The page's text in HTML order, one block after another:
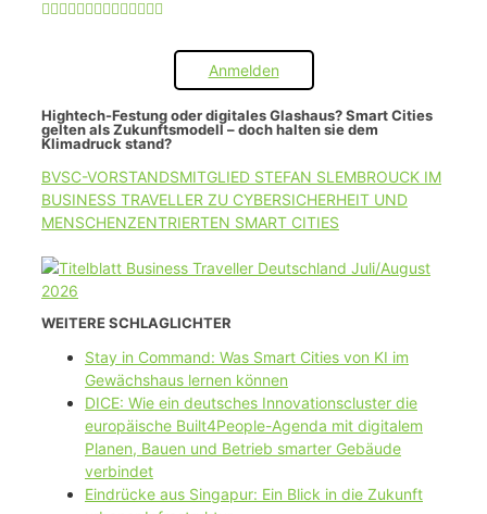
Anmelden
Hightech-Festung oder digitales Glashaus? Smart Cities
gelten als Zukunftsmodell – doch halten sie dem
Klimadruck stand?
BVSC-VORSTANDSMITGLIED STEFAN SLEMBROUCK IM
BUSINESS TRAVELLER ZU CYBERSICHERHEIT UND
MENSCHENZENTRIERTEN SMART CITIES
WEITERE SCHLAGLICHTER
Stay in Command: Was Smart Cities von KI im
Gewächshaus lernen können
DICE: Wie ein deutsches Innovationscluster die
europäische Built4People-Agenda mit digitalem
Planen, Bauen und Betrieb smarter Gebäude
verbindet
Eindrücke aus Singapur: Ein Blick in die Zukunft